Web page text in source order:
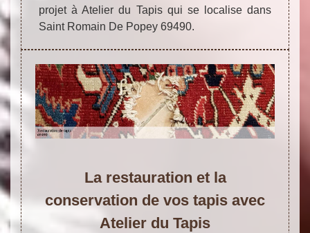
projet à Atelier du Tapis qui se localise dans
Saint Romain De Popey 69490.
La restauration et la
conservation de vos tapis avec
Atelier du Tapis